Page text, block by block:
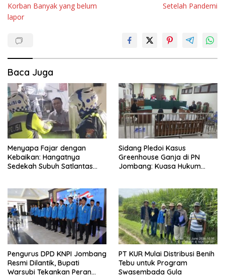
Korban Banyak yang belum
lapor
Setelah Pandemi
Baca Juga
Menyapa Fajar dengan
Kebaikan: Hangatnya
Sedekah Subuh Satlantas
Sidang Pledoi Kasus
Greenhouse Ganja di PN
Jombang: Kuasa Hukum
Pengurus DPD KNPI Jombang
Resmi Dilantik, Bupati
Warsubi Tekankan Peran
PT KUR Mulai Distribusi Benih
Tebu untuk Program
Swasembada Gula